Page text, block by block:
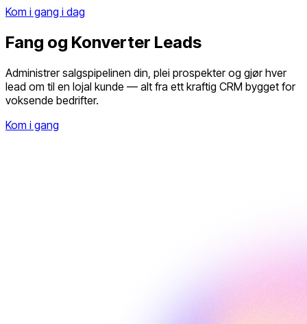
Kom i gang i dag
Fang og Konverter Leads
Administrer salgspipelinen din, plei prospekter og gjør hver
lead om til en lojal kunde — alt fra ett kraftig CRM bygget for
voksende bedrifter.
Kom i gang